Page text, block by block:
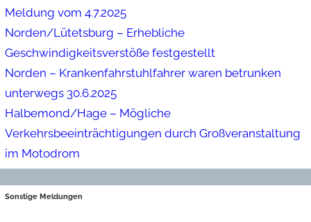
Meldung vom 4.7.2025
Norden/Lütetsburg – Erhebliche
Geschwindigkeitsverstöße festgestellt
Norden – Krankenfahrstuhlfahrer waren betrunken
unterwegs 30.6.2025
Halbemond/Hage – Mögliche
Verkehrsbeeinträchtigungen durch Großveranstaltung
im Motodrom
Sonstige Meldungen